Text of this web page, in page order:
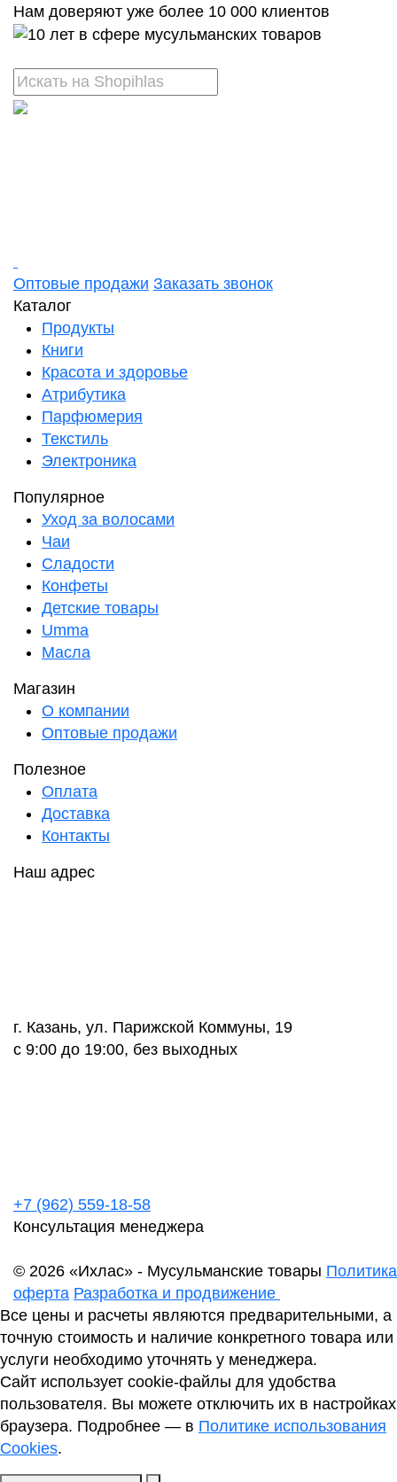
Нам доверяют уже более 10 000 клиентов
Оптовые продажи Заказать звонок
Каталог
Продукты
Книги
Красота и здоровье
Атрибутика
Парфюмерия
Текстиль
Электроника
Популярное
Уход за волосами
Чаи
Сладости
Конфеты
Детские товары
Umma
Масла
Магазин
О компании
Оптовые продажи
Полезное
Оплата
Доставка
Контакты
Наш адрес
г. Казань, ул. Парижской Коммуны, 19
с 9:00 до 19:00, без выходных
+7 (962) 559-18-58
Консультация менеджера
© 2026 «Ихлас» - Мусульманские товары
оферта Разработка и продвижение
Все цены и расчеты являются предварительными, а
точную стоимость и наличие конкретного товара или
услуги необходимо уточнять у менеджера.
Сайт использует cookie-файлы для удобства
пользователя. Вы можете отключить их в настройках
браузера. Подробнее — в Политике использования
Cookies.